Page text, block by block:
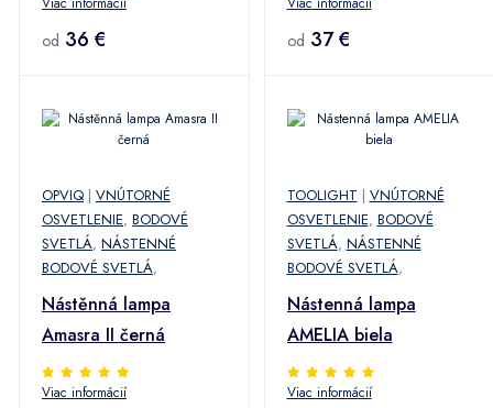
od 36 € od 37 €
OPVIQ | VNÚTORNÉ
OSVETLENIE, BODOVÉ
SVETLÁ, NÁSTENNÉ
BODOVÉ SVETLÁ,
Nástěnná lampa
Amasra II černá
Viac informácií
TOOLIGHT | VNÚTORNÉ
OSVETLENIE, BODOVÉ
SVETLÁ, NÁSTENNÉ
BODOVÉ SVETLÁ,
Nástenná lampa
AMELIA biela
Viac informácií